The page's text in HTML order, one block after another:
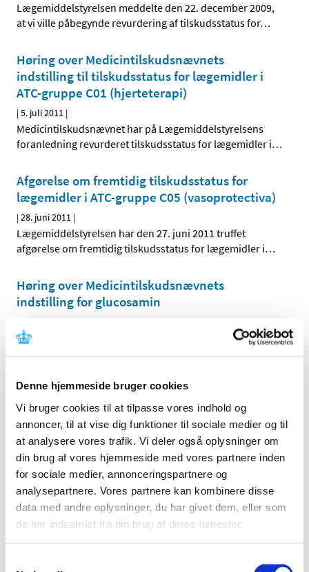
Denne hjemmeside bruger cookies
Vi bruger cookies til at tilpasse vores indhold og
annoncer, til at vise dig funktioner til sociale medier og til
at analysere vores trafik. Vi deler også oplysninger om
din brug af vores hjemmeside med vores partnere inden
for sociale medier, annonceringspartnere og
analysepartnere. Vores partnere kan kombinere disse
data med andre oplysninger, du har givet dem, eller som
de har indsamlet fra din brug af deres tjenester.
Lægemiddelstyrelsen meddelte den 22. december 2009,
at vi ville påbegynde revurdering af tilskudsstatus for…
Høring over Medicintilskudsnævnets
indstilling til tilskudsstatus for lægemidler i
ATC-gruppe C01 (hjerteterapi)
|5. juli 2011 |
Medicintilskudsnævnet har på Lægemiddelstyrelsens
foranledning revurderet tilskudsstatus for lægemidler i…
Afgørelse om fremtidig tilskudsstatus for
lægemidler i ATC-gruppe C05 (vasoprotectiva)
|28. juni 2011 |
Lægemiddelstyrelsen har den 27. juni 2011 truffet
afgørelse om fremtidig tilskudsstatus for lægemidler i…
Høring over Medicintilskudsnævnets
indstilling for glucosamin
Medicintilskudsnævnet har revurderet tilskudsstatus for
lægemidler, der indeholder glucosamin. Lægemidlerne…
Høring over Medicintilskudsnævnets
indstilling til tilskudsstatus for lægemidler til
behandling af depression og angst
(lægemidler i ATC-gruppe N06A m.fl.)
|6. maj 2011|
Medicintilskudsnævnet har på Lægemiddelstyrelsens
foranledning revurderet tilskudsstatus for lægemidler i…
Lægemiddelstyrelsen indleder ad hoc
revurdering af tilskudsstatus for glucosamin